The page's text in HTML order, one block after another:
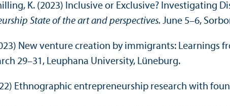
K. (2023) Inclusive or Exclusive? Investigating
State of the art and perspectives. June 5–6,
New venture creation by immigrants: Learnings
29–31, Leuphana University, Lüneburg.
Ethnographic entrepreneur­ship research with